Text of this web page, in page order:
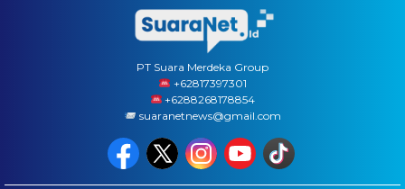
PT Suara Merdeka Group
‪+62817397301
+6288268178854
suaranetnews@gmail.com